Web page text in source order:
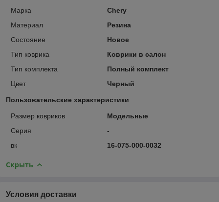
Марка
Chery
Материал
Резина
Состояние
Новое
Тип коврика
Коврики в салон
Тип комплекта
Полный комплект
Цвет
Черный
Пользовательские характеристики
Размер ковриков
Модельные
Серия
-
вк
16-075-000-0032
Скрыть
Условия доставки